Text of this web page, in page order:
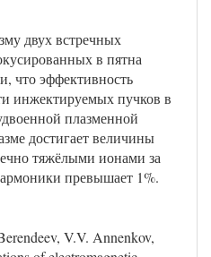
двух встречных
в пятна
что эффективность
инжектируемых пучков в
плазменной
достигает величины
тяжёлыми ионами за
превышает 1%.
V.V. Annenkov,